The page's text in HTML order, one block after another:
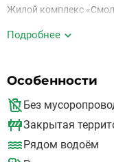
Жилой комплекс
Охлаждение воздуха;
Собственный
Интернет;
Спутниковое
Скоростные лифты;
Подземный паркинг.
Подробнее
Особенности
Без
Закрытая
Рядом водоём